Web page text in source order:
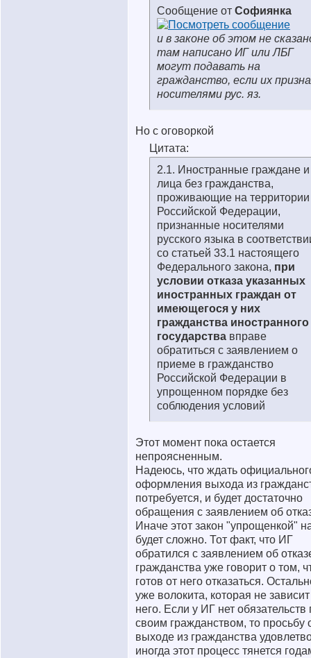
Сообщение от Софиянка
и в законе об этом не
там написано ИГ или ЛБГ
могут подавать на
гражданство, если их
носителями рус. яз.
Но с оговоркой
Цитата:
2.1. Иностранные граждане и
лица без гражданства,
проживающие на территории
Российской Федерации,
признанные носителями
русского языка в
со статьей 33.1 настоящего
Федерального закона, при
условии отказа указанных
иностранных граждан от
имеющегося у них
гражданства иностранного
государства вправе
обратиться с заявлением о
приеме в гражданство
Российской Федерации в
упрощенном порядке без
соблюдения условий
Этот момент пока остается
непроясненным.
Надеюсь, что ждать
оформления выхода из
потребуется, и будет достаточно
обращения с заявлением об
Иначе этот закон "упрощенкой"
будет сложно. Тот факт, что ИГ
обратился с заявлением об
гражданства уже говорит о том,
готов от него отказаться.
уже волокита, которая не зависит
него. Если у ИГ нет обязательств
своим гражданством, то просьбу
выходе из гражданства
иногда этот процесс тянется